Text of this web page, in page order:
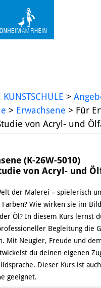
TURMSTRASSE
KUNSTSCHULE >
> Erwachsene > Für
von Acryl- und
(K-26W-5010)
von Acryl- und
der Malerei – spielerisch
Farben? Wie wirken sie im
Öl? In diesem Kurs lernst
Begleitung die
Mit Neugier, Freude und
du deinen eigenen
Dieser Kurs ist
geeignet.